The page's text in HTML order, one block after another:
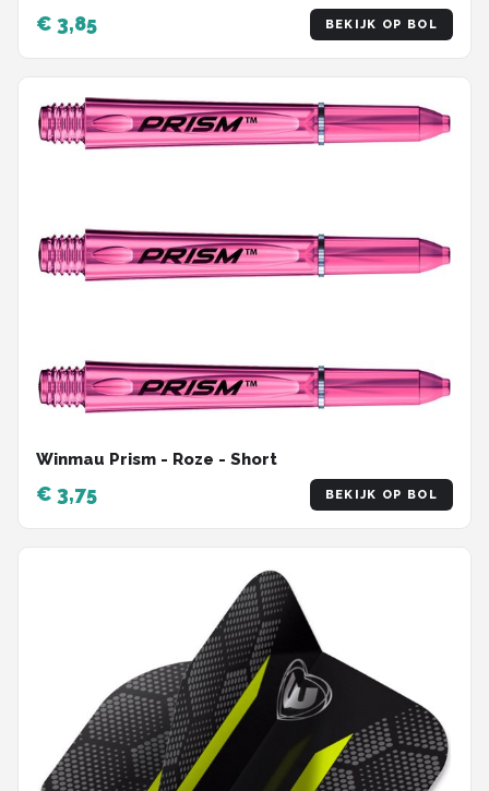
€ 3,85 BEKIJK OP BOL
Winmau Prism - Roze - Short
€ 3,75 BEKIJK OP BOL